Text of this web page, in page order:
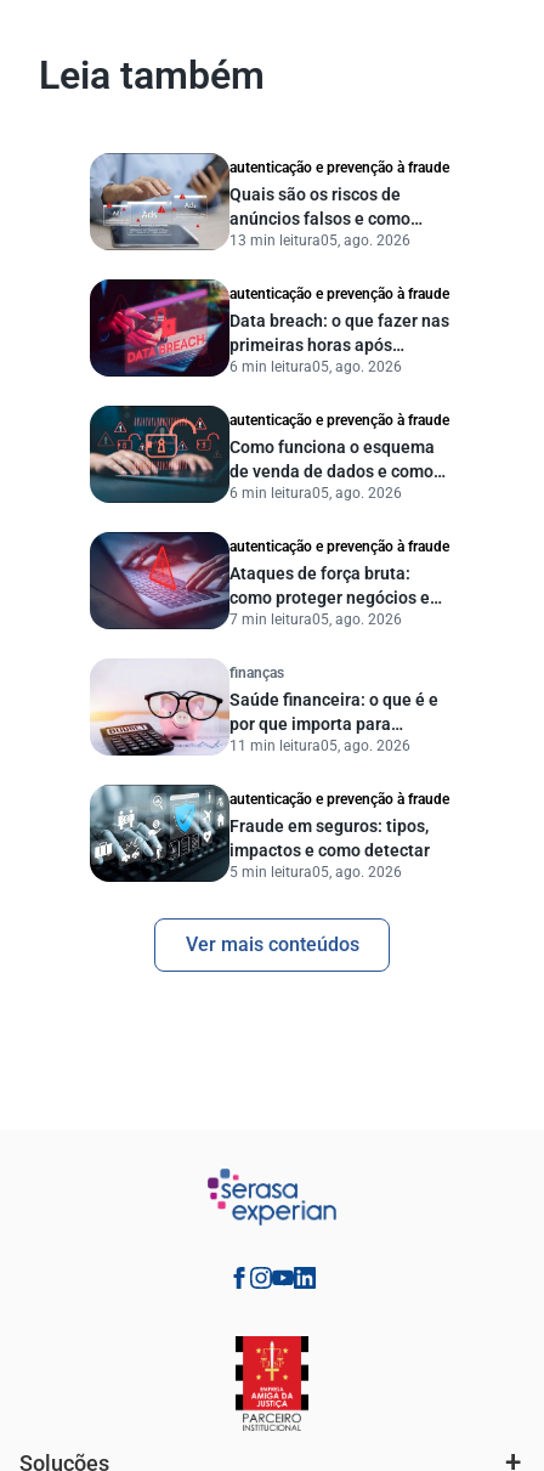
Leia também
autenticação e prevenção à fraude
Quais são os riscos de
anúncios falsos e como
proteger seu negócio?
13 min leitura05, ago. 2026
autenticação e prevenção à fraude
Data breach: o que fazer nas
primeiras horas após
vazamento de dados?
6 min leitura05, ago. 2026
autenticação e prevenção à fraude
Como funciona o esquema
de venda de dados e como
proteger sua empresa?
6 min leitura05, ago. 2026
autenticação e prevenção à fraude
Ataques de força bruta:
como proteger negócios e
dados digitais
7 min leitura05, ago. 2026
finanças
Saúde financeira: o que é e
por que importa para
pessoas e empresas?
11 min leitura05, ago. 2026
autenticação e prevenção à fraude
Fraude em seguros: tipos,
impactos e como detectar
5 min leitura05, ago. 2026
Ver mais conteúdos
Soluções